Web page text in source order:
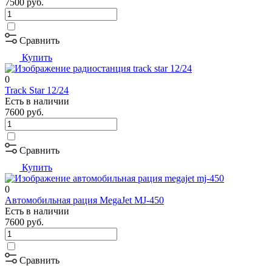
Сравнить
Купить
0
Track Star 12/24
Есть в наличии
7600 руб.
Сравнить
Купить
0
Автомобильная рация MegaJet MJ-450
Есть в наличии
7600 руб.
Сравнить